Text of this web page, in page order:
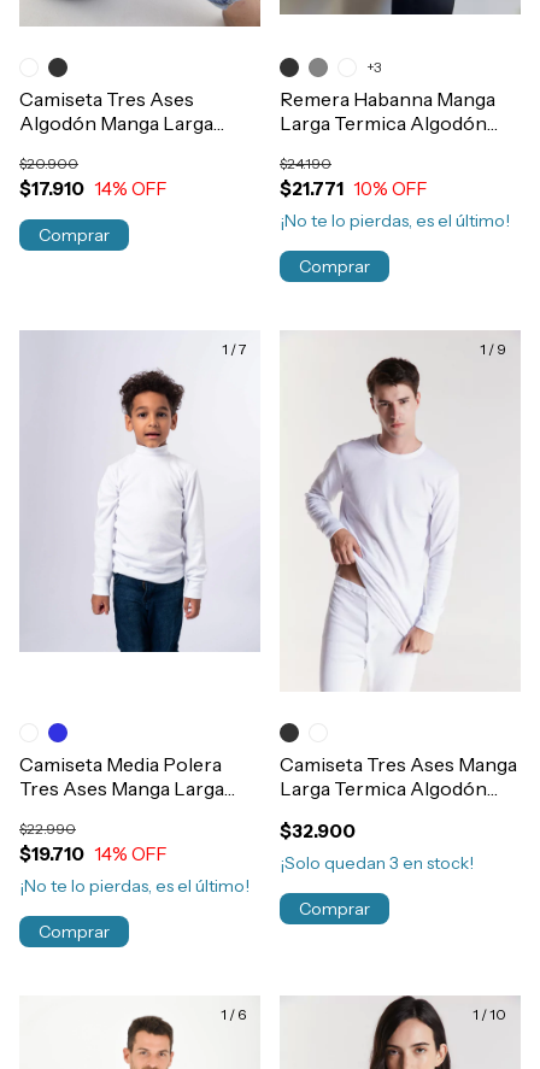
Camiseta Tres Ases
Algodón Manga Larga
$17.910
$20.900
14% OFF
Comprar
Remera Habanna Manga
Larga Termica Algodón
$21.771
$24.190
10% OFF
¡No te lo pierdas, es el último!
+3
Comprar
1 /7
Camiseta Media Polera
Tres Ases Manga Larga
Art.608
$19.710
$22.990
14% OFF
¡No te lo pierdas, es el último!
Comprar
1 / 9
Camiseta Tres Ases Manga
Larga Termica Algodón
$32.900
¡Solo quedan 3 en stock!
Comprar
1 / 6 1 /10